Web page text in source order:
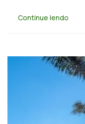
Continue lendo